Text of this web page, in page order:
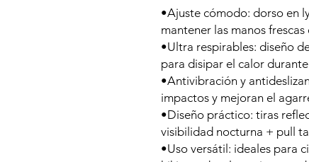
•Ajuste cómodo: dorso en
mantener las manos
•Ultra respirables: diseño
para disipar el calor
•Antivibración y
impactos y mejoran el
•Diseño práctico: tiras
visibilidad nocturna + pull
•Uso versátil: ideales para